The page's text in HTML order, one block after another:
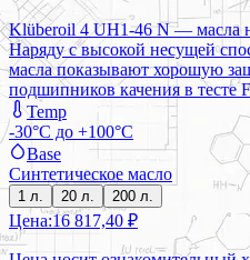
Klüberoil 4 UH1-46 N — масла
Наряду с высокой несущей
масла показывают хорошую
подшипников качения в тесте
Temp
-30°C до +100°C
Base
Синтетическое масло
1 л. 20 л. 200 л.
Цена:16 817,40 ₽